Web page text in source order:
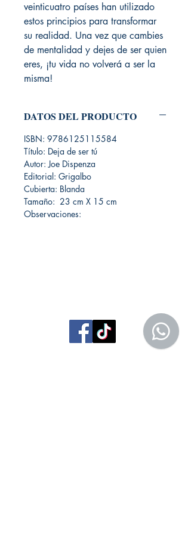
veinticuatro países han utilizado
estos principios para transformar
su realidad. Una vez que cambies
de mentalidad y dejes de ser quien
eres, ¡tu vida no volverá a ser la
misma!
DATOS DEL PRODUCTO
ISBN: 9786125115584
Título: Deja de ser tú
Autor: Joe Dispenza
Editorial: Grigalbo
Cubierta: Blanda
Tamaño: 23 cm X 15 cm
Observaciones: